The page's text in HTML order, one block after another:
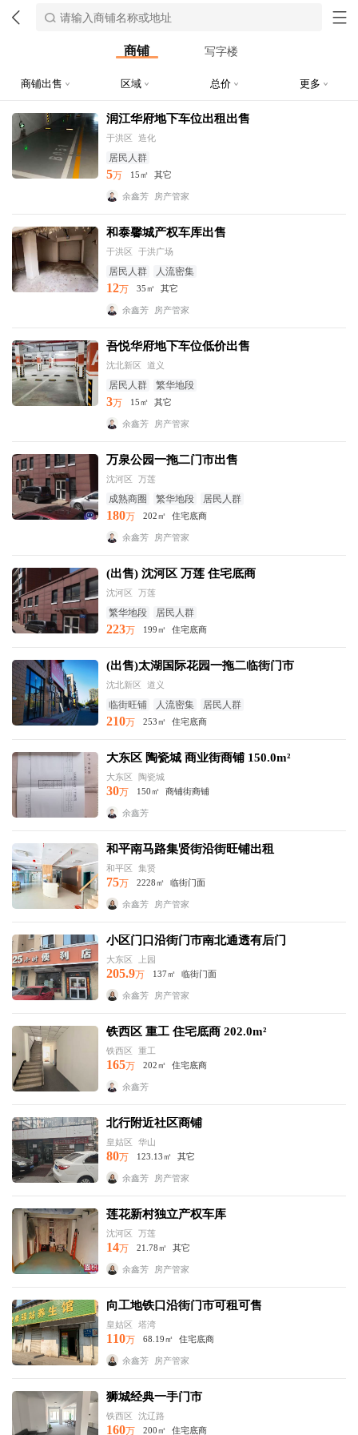
商铺 写字楼
商铺出售 区域 总价 更多
润江华府地下车位出租出售
于洪区 造化
居民人群
5万 15㎡ 其它
余鑫芳 房产管家
和泰馨城产权车库出售
于洪区 于洪广场
居民人群 人流密集
12万 35㎡ 其它
余鑫芳 房产管家
吾悦华府地下车位低价出售
沈北新区 道义
居民人群 繁华地段
3万 15㎡ 其它
余鑫芳 房产管家
万泉公园一拖二门市出售
沈河区 万莲
成熟商圈 繁华地段 居民人群
180万 202㎡ 住宅底商
余鑫芳 房产管家
(出售) 沈河区 万莲 住宅底商
沈河区 万莲
繁华地段 居民人群
223万 199㎡ 住宅底商
(出售)太湖国际花园一拖二临街门市
沈北新区 道义
临街旺铺 人流密集 居民人群
210万 253㎡ 住宅底商
大东区 陶瓷城 商业街商铺 150.0m²
大东区 陶瓷城
30万 150㎡ 商铺街商铺
余鑫芳
和平南马路集贤街沿街旺铺出租
和平区 集贤
75万 2228㎡ 临街门面
余鑫芳 房产管家
小区门口沿街门市南北通透有后门
大东区 上园
205.9万 137㎡ 临街门面
余鑫芳 房产管家
铁西区 重工 住宅底商 202.0m²
铁西区 重工
165万 202㎡ 住宅底商
余鑫芳
北行附近社区商铺
皇姑区 华山
80万 123.13㎡ 其它
余鑫芳 房产管家
莲花新村独立产权车库
沈河区 万莲
14万 21.78㎡ 其它
余鑫芳 房产管家
向工地铁口沿街门市可租可售
皇姑区 塔湾
110万 68.19㎡ 住宅底商
余鑫芳 房产管家
狮城经典一手门市
铁西区 沈辽路
160万 200㎡ 住宅底商